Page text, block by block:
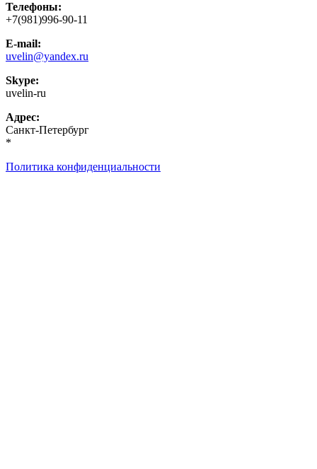
Телефоны:
+7(981)996-90-11
E-mail:
uvelin@yandex.ru
Skype:
uvelin-ru
Адрес:
Санкт-Петербург
*
Политика конфиденциальности